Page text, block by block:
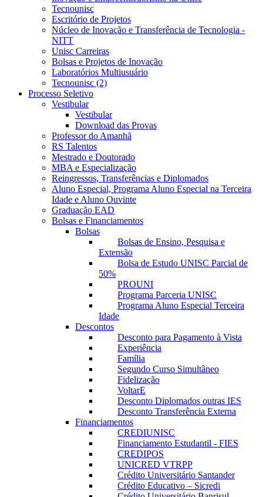
Tecnounisc
Escritório de Projetos
Núcleo de Inovação e Transferência de Tecnologia -
NITT
Unisc Carreiras
Bolsas e Projetos de Inovação
Laboratórios Multiusuário
Tecnounisc (2)
Processo Seletivo
Vestibular
Vestibular
Download das Provas
Professor do Amanhã
RS Talentos
Mestrado e Doutorado
MBA e Especialização
Reingressos, Transferências e Diplomados
Aluno Especial, Programa Aluno Especial na Terceira
Idade e Aluno Ouvinte
Graduação EAD
Bolsas e Financiamentos
Bolsas
Bolsas de Ensino, Pesquisa e
Extensão
Bolsa de Estudo UNISC Parcial de
50%
PROUNI
Programa Parceria UNISC
Programa Aluno Especial Terceira
Idade
Descontos
Desconto para Pagamento à Vista
Experiência
Família
Segundo Curso Simultâneo
Fidelização
VoltarE
Desconto Diplomados outras IES
Desconto Transferência Externa
Financiamentos
CREDIUNISC
Financiamento Estudantil - FIES
CREDIPOS
UNICRED VTRPP
Crédito Universitário Santander
Crédito Educativo – Sicredi